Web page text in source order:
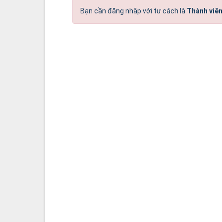
Bạn cần đăng nhập với tư cách là Thành